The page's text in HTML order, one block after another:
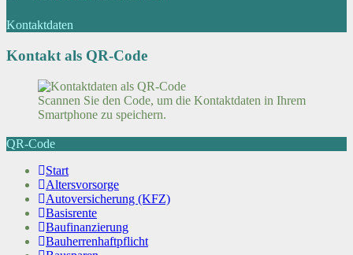
Kontaktdaten
Kontakt als QR-Code
Scannen Sie den Code, um die Kontaktdaten in Ihrem
Smartphone zu speichern.
QR-Code
Start
Altersvorsorge
Autoversicherung (KFZ)
Basisrente
Baufinanzierung
Bauherrenhaftpflicht